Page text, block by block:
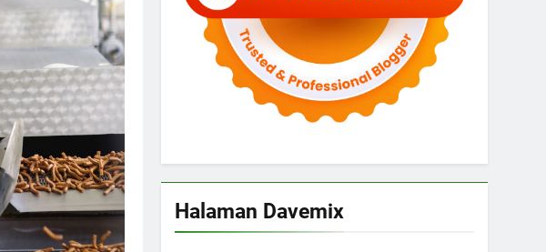
Halaman Davemix